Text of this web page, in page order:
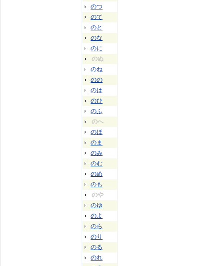
のつ
のて
のと
のな
のに
のぬ
のね
のの
のは
のひ
のふ
のへ
のほ
のま
のみ
のむ
のめ
のも
のや
のゆ
のよ
のら
のり
のる
のれ